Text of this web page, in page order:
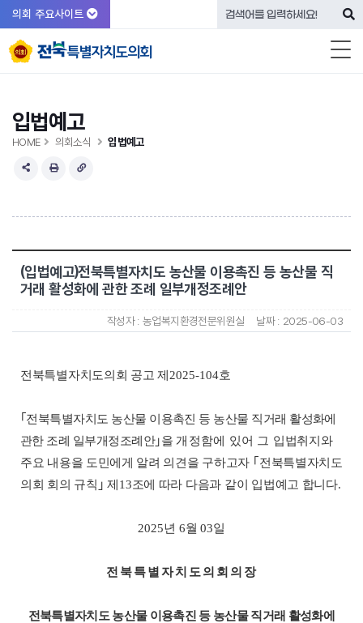
의회 주요사이트
입법예고
HOME 의회소식 입법예고
(입법예고)전북특별자치도 농산물 이용촉진 등 농산물 직
거래 활성화에 관한 조례 일부개정조례안
작성자 : 농업복지환경전문위원실 날짜 : 2025-06-03
전북특별자치도의회 공고 제 2025-104호
｢ 전북특별자치도 농산물 이용촉진 등 농산물 직거래 활성화에
관한 조례 일부개정조례안｣을 개정함에 있어 그 입법취지와
주요 내용을 도민에게 알려 의견을 구하고자 ｢ 전북특별자치도
의회 회의 규칙 ｣제 13조에 따라 다음과 같이 입법예고 합니 다.
2025년 6월03일
전북특별자치도의회의장
전북특별자치도 농산물 이용촉진 등 농산물 직거래 활성화에